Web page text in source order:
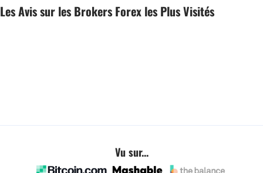
Les Avis sur les Brokers Forex les Plus Visités
Vu sur...